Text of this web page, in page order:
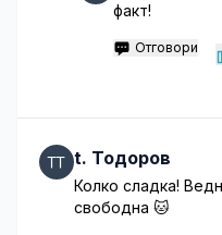
факт!
Отговори
t. Тодоров
Колко сладка!
свободна 🐱